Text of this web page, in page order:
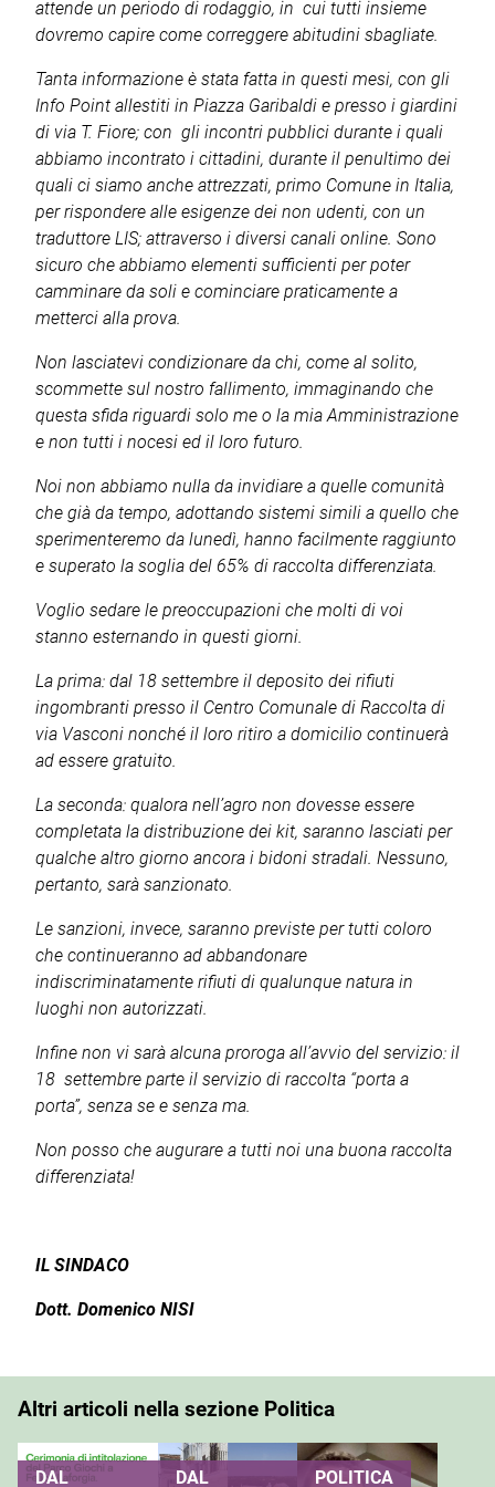
attende un periodo di rodaggio, in cui tutti insieme
dovremo capire come correggere abitudini sbagliate.
Tanta informazione è stata fatta in questi mesi, con gli
Info Point allestiti in Piazza Garibaldi e presso i giardini
di via T. Fiore; con gli incontri pubblici durante i quali
abbiamo incontrato i cittadini, durante il penultimo dei
quali ci siamo anche attrezzati, primo Comune in Italia,
per rispondere alle esigenze dei non udenti, con un
traduttore LIS; attraverso i diversi canali online. Sono
sicuro che abbiamo elementi sufficienti per poter
camminare da soli e cominciare praticamente a
metterci alla prova.
Non lasciatevi condizionare da chi, come al solito,
scommette sul nostro fallimento, immaginando che
questa sfida riguardi solo me o la mia Amministrazione
e non tutti i nocesi ed il loro futuro.
Noi non abbiamo nulla da invidiare a quelle comunità
che già da tempo, adottando sistemi simili a quello che
sperimenteremo da lunedì, hanno facilmente raggiunto
e superato la soglia del 65% di raccolta differenziata.
Voglio sedare le preoccupazioni che molti di voi
stanno esternando in questi giorni.
La prima: dal 18 settembre il deposito dei rifiuti
ingombranti presso il Centro Comunale di Raccolta di
via Vasconi nonché il loro ritiro a domicilio continuerà
ad essere gratuito.
La seconda: qualora nell’agro non dovesse essere
completata la distribuzione dei kit, saranno lasciati per
qualche altro giorno ancora i bidoni stradali. Nessuno,
pertanto, sarà sanzionato.
Le sanzioni, invece, saranno previste per tutti coloro
che continueranno ad abbandonare
indiscriminatamente rifiuti di qualunque natura in
luoghi non autorizzati.
Infine non vi sarà alcuna proroga all’avvio del servizio: il
18 settembre parte il servizio di raccolta “porta a
porta”, senza se e senza ma.
Non posso che augurare a tutti noi una buona raccolta
differenziata!
IL SINDACO
Dott. Domenico NISI
Altri articoli nella sezione Politica
DAL
DAL
POLITICA